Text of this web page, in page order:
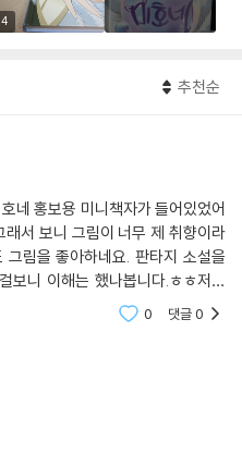
4
추천순
네 홍보용 미니책자가 들어있었어
서 보니 그림이 너무 제 취향이라
하네요. 판타지 소설을
보니 이해는 했나봅니다.ㅎㅎ저도
미있어하고 만족해하니 좋습니다.
0 댓글0